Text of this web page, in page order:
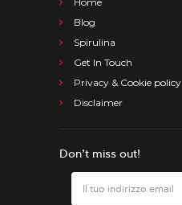
Blog
Spirulina
Get In Touch
Privacy & Cookie policy
Disclaimer
Don’t miss out!